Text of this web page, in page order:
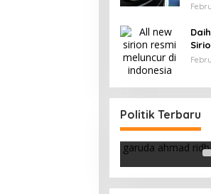
Politik Terbaru
Strategi PPP
Ganjar dan